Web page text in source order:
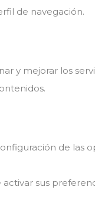
de navegación.
y mejorar los
de las
sus